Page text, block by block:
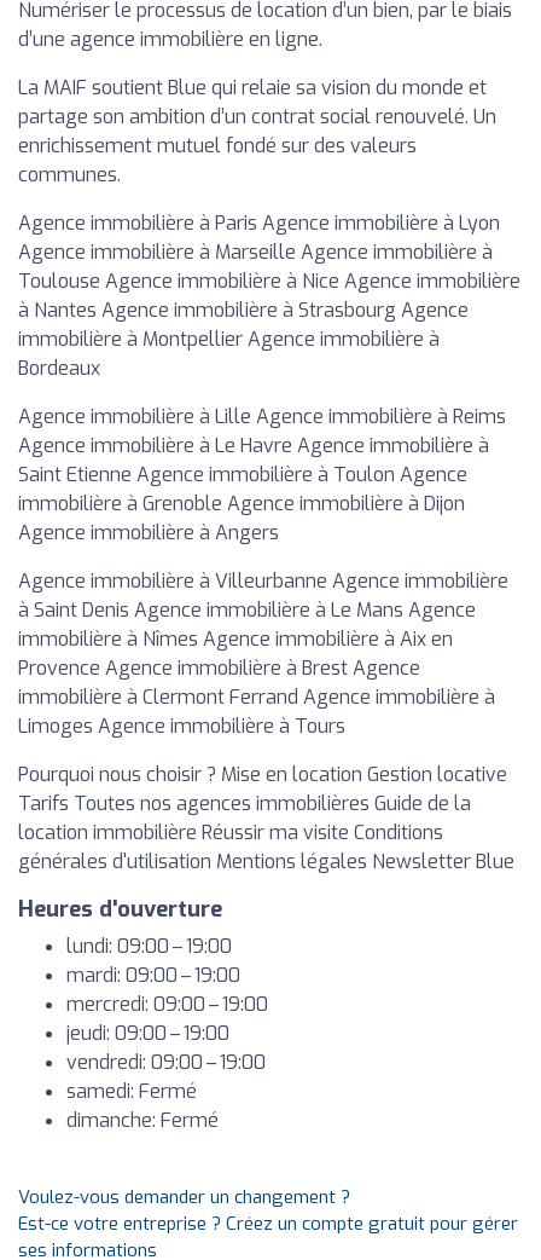
Numériser le processus de location d’un bien, par le biais
d’une agence immobilière en ligne.
La MAIF soutient Blue qui relaie sa vision du monde et
partage son ambition d’un contrat social renouvelé. Un
enrichissement mutuel fondé sur des valeurs
communes.
Agence immobilière à Paris Agence immobilière à Lyon
Agence immobilière à Marseille Agence immobilière à
Toulouse Agence immobilière à Nice Agence immobilière
à Nantes Agence immobilière à Strasbourg Agence
immobilière à Montpellier Agence immobilière à
Bordeaux
Agence immobilière à Lille Agence immobilière à Reims
Agence immobilière à Le Havre Agence immobilière à
Saint Etienne Agence immobilière à Toulon Agence
immobilière à Grenoble Agence immobilière à Dijon
Agence immobilière à Angers
Agence immobilière à Villeurbanne Agence immobilière
à Saint Denis Agence immobilière à Le Mans Agence
immobilière à Nîmes Agence immobilière à Aix en
Provence Agence immobilière à Brest Agence
immobilière à Clermont Ferrand Agence immobilière à
Limoges Agence immobilière à Tours
Pourquoi nous choisir ? Mise en location Gestion locative
Tarifs Toutes nos agences immobilières Guide de la
location immobilière Réussir ma visite Conditions
générales d'utilisation Mentions légales Newsletter Blue
Heures d'ouverture
lundi: 09:00 – 19:00
mardi: 09:00 – 19:00
mercredi: 09:00 – 19:00
jeudi: 09:00 – 19:00
vendredi: 09:00 – 19:00
samedi: Fermé
dimanche: Fermé
Voulez-vous demander un changement ?
Est-ce votre entreprise ? Créez un compte gratuit pour gérer
ses informations